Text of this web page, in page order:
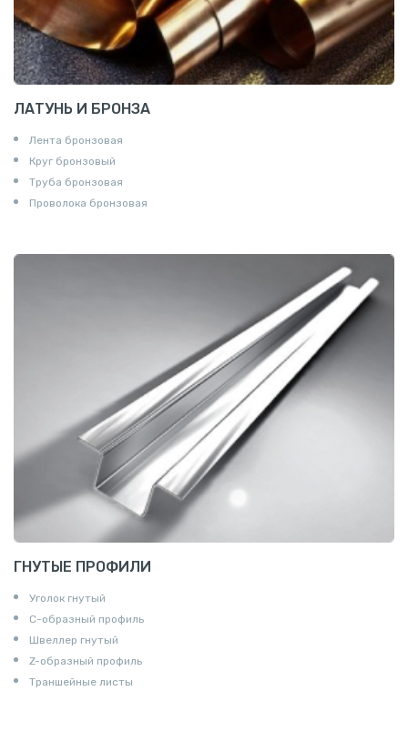
ЛАТУНЬ И БРОНЗА
Лента бронзовая
Круг бронзовый
Труба бронзовая
Проволока бронзовая
ГНУТЫЕ ПРОФИЛИ
Уголок гнутый
С-образный профиль
Швеллер гнутый
Z-образный профиль
Траншейные листы